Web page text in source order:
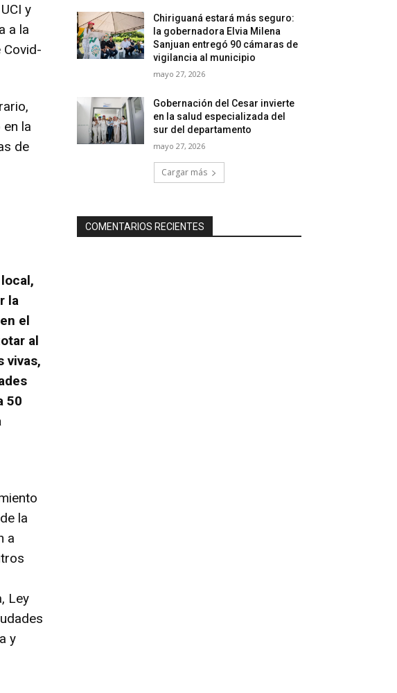
y
a la
la
de
la
el
al
vivas,
50
la
a
Ley
y
Chiriguaná estará más seguro:
la gobernadora Elvia Milena
Sanjuan entregó 90 cámaras de
vigilancia al municipio
mayo 27, 2026
Gobernación del Cesar invierte
en la salud especializada del
sur del departamento
mayo 27, 2026
Cargar más
COMENTARIOS RECIENTES